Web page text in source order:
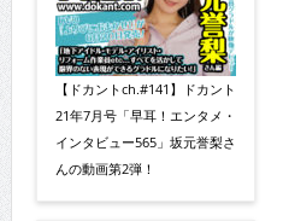
【ドカントch.#141】ドカント
21年7月号「早耳！エンタメ・
インタビュー565」坂元誉梨さ
んの動画第2弾！